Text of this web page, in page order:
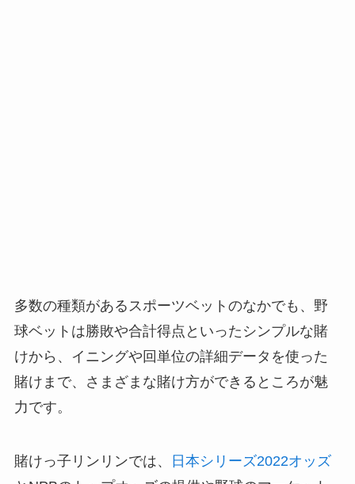
多数の種類があるスポーツベットのなかでも、野
球ベットは勝敗や合計得点といったシンプルな賭
けから、イニングや回単位の詳細データを使った
賭けまで、さまざまな賭け方ができるところが魅
力です。
賭けっ子リンリンでは、
日本シリーズ2022オッズ